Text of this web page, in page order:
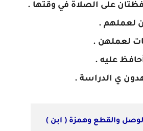
والقطع وهمزة ( ابن )